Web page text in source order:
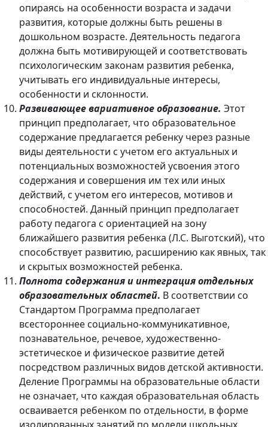
опираясь на особенности возраста и задачи
развития, которые должны быть решены в
дошкольном возрасте. Деятельность педагога
должна быть мотивирующей и соответствовать
психологическим законам развития ребенка,
учитывать его индивидуальные интересы,
особенности и склонности.
Развивающее вариативное образование. Этот
принцип предполагает, что образовательное
содержание предлагается ребенку через разные
виды деятельности с учетом его актуальных и
потенциальных возможностей усвоения этого
содержания и совершения им тех или иных
действий, с учетом его интересов, мотивов и
способностей. Данный принцип предполагает
работу педагога с ориентацией на зону
ближайшего развития ребенка (Л.С. Выготский), что
способствует развитию, расширению как явных, так
и скрытых возможностей ребенка.
Полнота содержания и интеграция отдельных
образовательных областей. В соответствии со
Стандартом Программа предполагает
всестороннее социально-коммуникативное,
познавательное, речевое, художественно-
эстетическое и физическое развитие детей
посредством различных видов детской активности.
Деление Программы на образовательные области
не означает, что каждая образовательная область
осваивается ребенком по отдельности, в форме